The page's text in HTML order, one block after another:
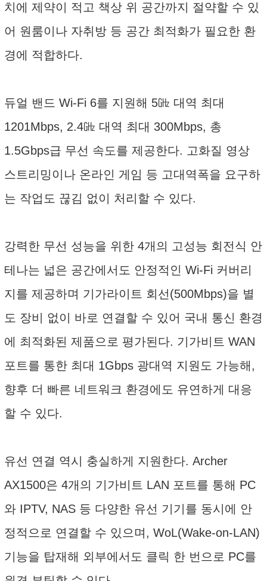
치에 제약이 적고 책상 위 공간까지 절약할 수 있
어 원룸이나 자취방 등 공간 최적화가 필요한 환
경에 적합하다.
듀얼 밴드 Wi-Fi 6를 지원해 5㎓ 대역 최대
1201Mbps, 2.4㎓ 대역 최대 300Mbps, 총
1.5Gbps급 무선 속도를 제공한다. 고화질 영상
스트리밍이나 온라인 게임 등 고대역폭을 요구하
는 작업도 끊김 없이 처리할 수 있다.
강력한 무선 성능을 위한 4개의 고성능 회전식 안
테나는 넓은 공간에서도 안정적인 Wi-Fi 커버리
지를 제공하며 기가라이트 회선(500Mbps)을 별
도 장비 없이 바로 연결할 수 있어 국내 통신 환경
에 최적화된 제품으로 평가된다. 기가비트 WAN
포트를 통한 최대 1Gbps 광대역 지원도 가능해,
향후 더 빠른 네트워크 환경에도 유연하게 대응
할 수 있다.
유선 연결 역시 충실하게 지원한다. Archer
AX1500은 4개의 기가비트 LAN 포트를 통해 PC
와 IPTV, NAS 등 다양한 유선 기기를 동시에 안
정적으로 연결할 수 있으며, WoL(Wake-on-LAN)
기능을 탑재해 외부에서도 클릭 한 번으로 PC를